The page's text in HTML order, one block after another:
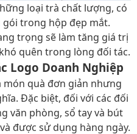
loại trà chất lượng, có
trong hộp đẹp mắt.
trọng sẽ làm tăng giá trị
quên trong lòng đối tác.
Logo Doanh Nghiệp
món quà đơn giản nhưng
Đặc biệt, đối với các đối
văn phòng, sổ tay và bút
được sử dụng hàng ngày.